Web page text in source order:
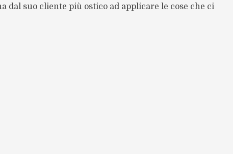
dal suo cliente più ostico ad applicare le cose che ci